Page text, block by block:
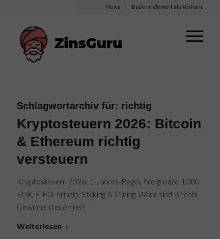
News Bodenrichtwert als
Schlagwortarchiv für: richtig
Kryptosteuern 2026: Bitcoin
& Ethereum richtig
versteuern
Kryptosteuern 2026: 1-Jahres-Regel, Freigrenze 1.000
EUR, FIFO-Prinzip, Staking & Mining. Wann sind Bitcoin-
Gewinne steuerfrei?
Weiterlesen